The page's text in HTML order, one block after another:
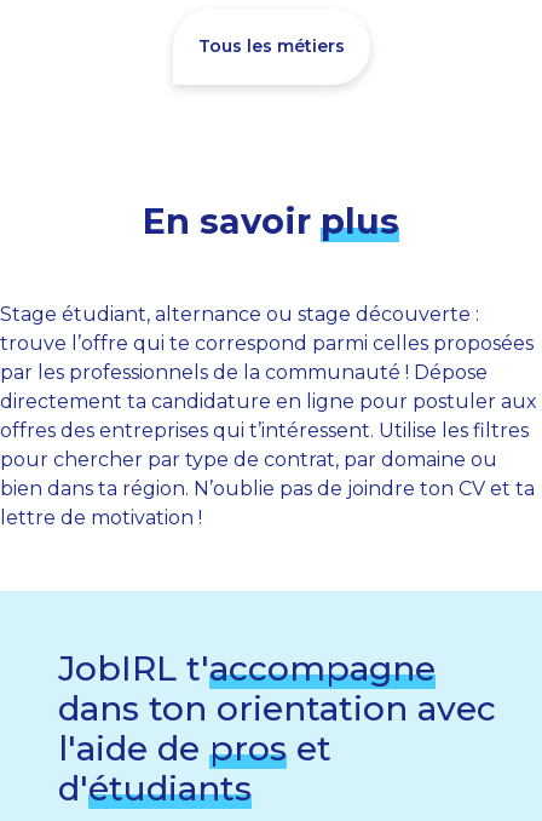
Tous les métiers
En savoir plus
Stage étudiant, alternance ou stage découverte :
trouve l’offre qui te correspond parmi celles proposées
par les professionnels de la communauté ! Dépose
directement ta candidature en ligne pour postuler aux
offres des entreprises qui t’intéressent. Utilise les filtres
pour chercher par type de contrat, par domaine ou
bien dans ta région. N’oublie pas de joindre ton CV et ta
lettre de motivation !
JobIRL t'accompagne
dans ton orientation avec
l'aide de pros et
d'étudiants